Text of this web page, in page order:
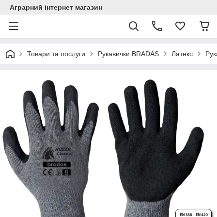
Аграрний інтернет магазин
Товари та послуги Рукавички BRADAS Латекс